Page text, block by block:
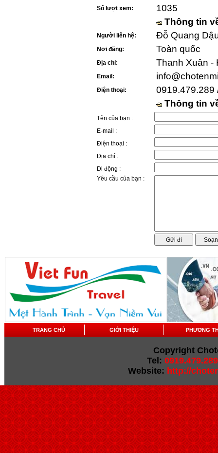
Số lượt xem:
1035
Thông tin
Người liên hệ: Đỗ Quang
Nơi đăng: Toàn quốc
Địa chỉ: Thanh Xuân -
Email:
Điện thoại:
0919.479.289
Thông tin
Tên của bạn :
E-mail :
Điện thoại :
Địa chỉ :
Di động :
Yêu cầu của bạn :
TRANG CHỦ GIỚI THIỆU PHƯƠNG
Copyright
Tel: 0919.479.289
Website: http://